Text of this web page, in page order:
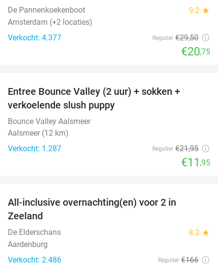
De Pannenkoekenboot 9.2 star
Amsterdam (+2 locaties)
Verkocht: 4.377
Regulier €29,50
€20,75
Entree Bounce Valley (2 uur) + sokken +
verkoelende slush puppy
Bounce Valley Aalsmeer
Aalsmeer (12 km)
Verkocht: 1.287
Regulier €21,95
€11 ,95
All-inclusive overnachting(en) voor 2 in
Zeeland
De Elderschans 8.3 star
Aardenburg
Verkocht: 2.486
Regulier €166